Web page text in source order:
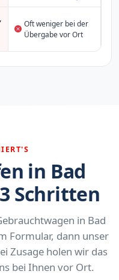
Oft weniger bei der
Übergabe vor Ort
in Bad
Schritten
in Bad
Formular, dann unser
Zusage holen wir das
bei Ihnen vor Ort.